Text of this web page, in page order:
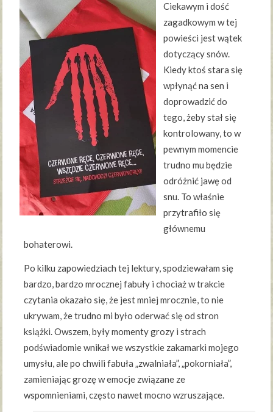
Ciekawym i dość
zagadkowym w tej
powieści jest wątek
dotyczący snów.
Kiedy ktoś stara się
wpłynąć na sen i
doprowadzić do
tego, żeby stał się
kontrolowany, to w
pewnym momencie
trudno mu będzie
odróżnić jawę od
snu. To właśnie
przytrafiło się
głównemu
bohaterowi.
Po kilku zapowiedziach tej lektury, spodziewałam się
bardzo, bardzo mrocznej fabuły i chociaż w trakcie
czytania okazało się, że jest mniej mrocznie, to nie
ukrywam, że trudno mi było oderwać się od stron
książki. Owszem, były momenty grozy i strach
podświadomie wnikał we wszystkie zakamarki mojego
umysłu, ale po chwili fabuła „zwalniała”, „pokorniała”,
zamieniając grozę w emocje związane ze
wspomnieniami, często nawet mocno wzruszające.